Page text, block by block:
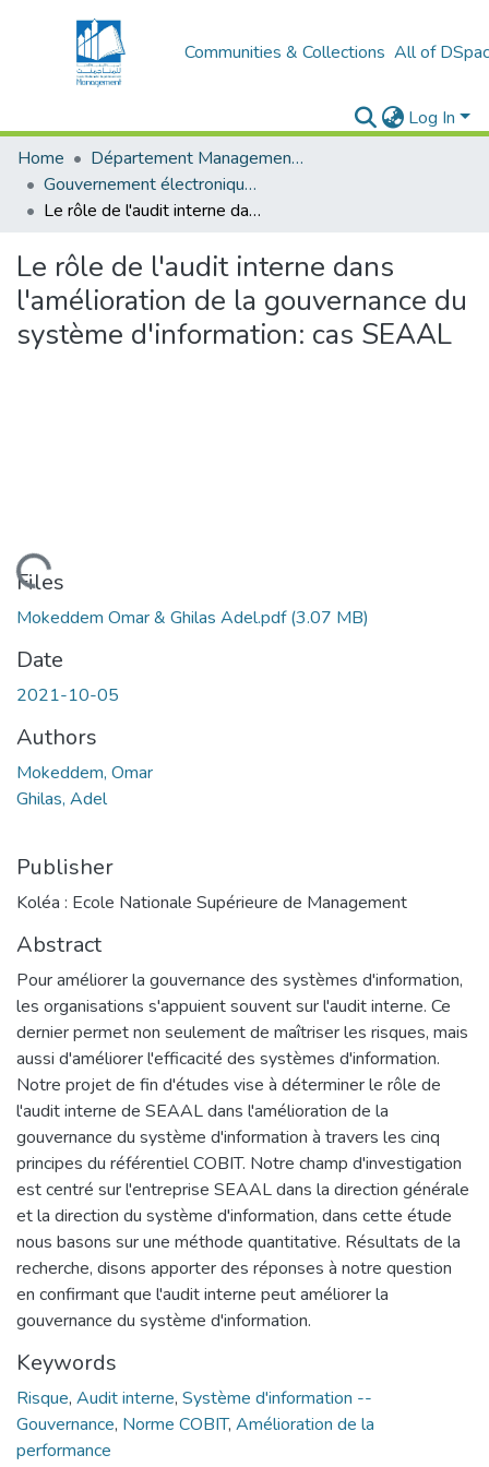
Communities & Collections All of
Log In
Home
Département Management stratégique et système
Gouvernement électronique (E-GOV)
Le rôle de l'audit interne dans l'amélioration de la gouvernance du système d'information: cas SEAAL
Le rôle de l'audit interne dans
l'amélioration de la gouvernance du
système d'information: cas SEAAL
Loading...
Files
Mokeddem Omar & Ghilas Adel.pdf(3.07 MB)
Date
2021-10-05
Authors
Mokeddem, Omar
Ghilas, Adel
Publisher
Koléa : Ecole Nationale Supérieure de Management
Abstract
Pour améliorer la gouvernance des systèmes d'information,
les organisations s'appuient souvent sur l'audit interne. Ce
dernier permet non seulement de maîtriser les risques, mais
aussi d'améliorer l'efficacité des systèmes d'information.
Notre projet de fin d'études vise à déterminer le rôle de
l'audit interne de SEAAL dans l'amélioration de la
gouvernance du système d'information à travers les cinq
principes du référentiel COBIT. Notre champ d'investigation
est centré sur l'entreprise SEAAL dans la direction générale
et la direction du système d'information, dans cette étude
nous basons sur une méthode quantitative. Résultats de la
recherche, disons apporter des réponses à notre question
en confirmant que l'audit interne peut améliorer la
gouvernance du système d'information.
Keywords
Risque, Audit interne, Système d'information --
Gouvernance, Norme COBIT, Amélioration de la
performance